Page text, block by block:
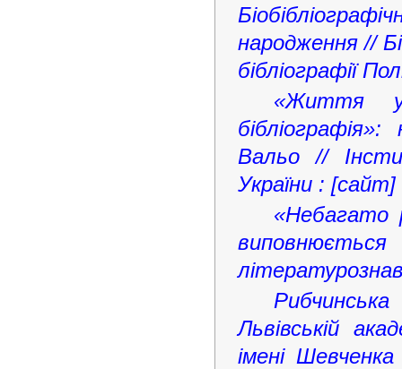
народження //
бібліографії
«Життя
Вальо //
України : [сайт]
«Небагато
Львівській
імені